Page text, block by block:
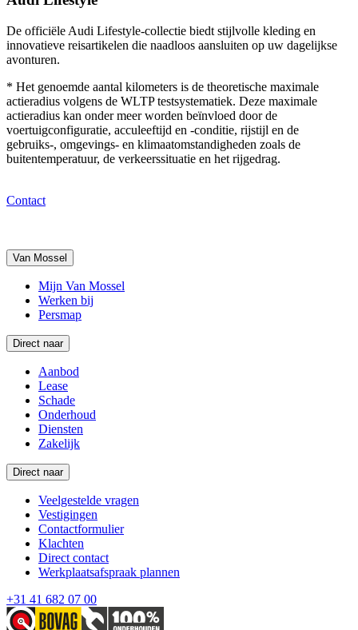
De officiële Audi Lifestyle-collectie biedt stijlvolle kleding en
innovatieve reisartikelen die naadloos aansluiten op uw dagelijkse
avonturen.
* Het genoemde aantal kilometers is de theoretische maximale
actieradius volgens de WLTP testsystematiek. Deze maximale
actieradius kan onder meer worden beïnvloed door de
voertuigconfiguratie, acculeeftijd en -conditie, rijstijl en de
gebruiks-, omgevings- en klimaatomstandigheden zoals de
buitentemperatuur, de verkeerssituatie en het rijgedrag.
Contact
Van Mossel
Mijn Van Mossel
Werken bij
Persmap
Direct naar
Aanbod
Lease
Schade
Onderhoud
Diensten
Zakelijk
Direct naar
Veelgestelde vragen
Vestigingen
Contactformulier
Klachten
Direct contact
Werkplaatsafspraak plannen
+31 41 682 07 00